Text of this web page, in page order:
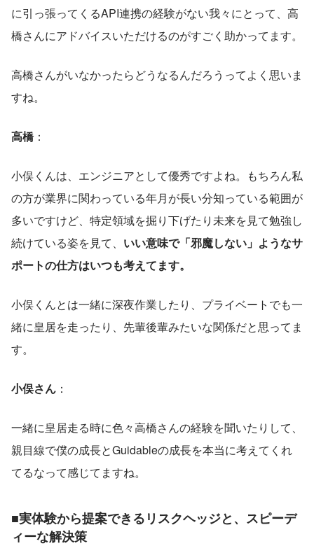
に引っ張ってくるAPI連携の経験がない我々にとって、高
橋さんにアドバイスいただけるのがすごく助かってます。
高橋さんがいなかったらどうなるんだろうってよく思いま
すね。
高橋：
小俣くんは、エンジニアとして優秀ですよね。もちろん私
の方が業界に関わっている年月が長い分知っている範囲が
多いですけど、特定領域を掘り下げたり未来を見て勉強し
続けている姿を見て、 いい意味で「邪魔しない」ようなサ
ポートの仕方はいつも考えてます。
小俣くんとは一緒に深夜作業したり、プライベートでも一
緒に皇居を走ったり、先輩後輩みたいな関係だと思ってま
す。
小俣さん ：
一緒に皇居走る時に色々高橋さんの経験を聞いたりして、
親目線で僕の成長とGuidableの成長を本当に考えてくれ
てるなって感じてますね。
■実体験から提案できるリスクヘッジと、スピーデ
ィーな解決策